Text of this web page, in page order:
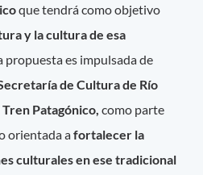
que tendrá como objetivo
y la cultura de esa
propuesta es impulsada de
de Cultura de Río
Patagónico, como parte
orientada afortalecer la
culturales en ese tradicional